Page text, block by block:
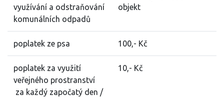
využívání a odstraňování
komunálních odpadů
objekt
poplatek ze psa 100,- Kč
poplatek za využití
veřejného prostranství
za každý započatý den /
10,- Kč